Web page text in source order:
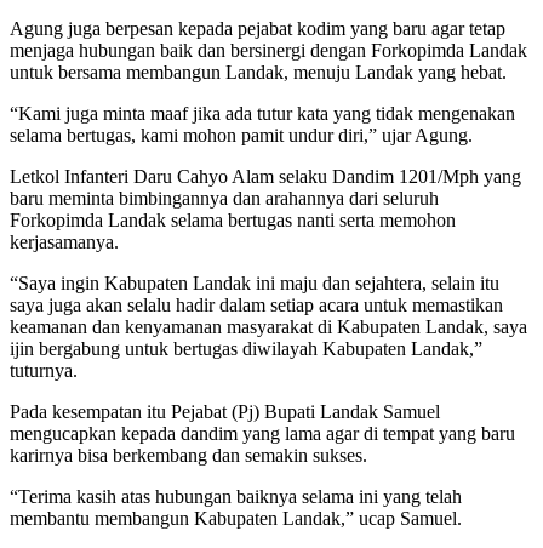
Agung juga berpesan kepada pejabat kodim yang baru agar tetap
menjaga hubungan baik dan bersinergi dengan Forkopimda Landak
untuk bersama membangun Landak, menuju Landak yang hebat.
“Kami juga minta maaf jika ada tutur kata yang tidak mengenakan
selama bertugas, kami mohon pamit undur diri,” ujar Agung.
Letkol Infanteri Daru Cahyo Alam selaku Dandim 1201/Mph yang
baru meminta bimbingannya dan arahannya dari seluruh
Forkopimda Landak selama bertugas nanti serta memohon
kerjasamanya.
“Saya ingin Kabupaten Landak ini maju dan sejahtera, selain itu
saya juga akan selalu hadir dalam setiap acara untuk memastikan
keamanan dan kenyamanan masyarakat di Kabupaten Landak, saya
ijin bergabung untuk bertugas diwilayah Kabupaten Landak,”
tuturnya.
Pada kesempatan itu Pejabat (Pj) Bupati Landak Samuel
mengucapkan kepada dandim yang lama agar di tempat yang baru
karirnya bisa berkembang dan semakin sukses.
“Terima kasih atas hubungan baiknya selama ini yang telah
membantu membangun Kabupaten Landak,” ucap Samuel.